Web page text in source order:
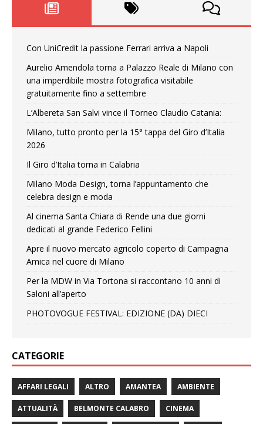
Con UniCredit la passione Ferrari arriva a Napoli
Aurelio Amendola torna a Palazzo Reale di Milano con
una imperdibile mostra fotografica visitabile
gratuitamente fino a settembre
L’Albereta San Salvi vince il Torneo Claudio Catania:
Milano, tutto pronto per la 15° tappa del Giro d’Italia
2026
Il Giro d’Italia torna in Calabria
Milano Moda Design, torna l’appuntamento che
celebra design e moda
Al cinema Santa Chiara di Rende una due giorni
dedicati al grande Federico Fellini
Apre il nuovo mercato agricolo coperto di Campagna
Amica nel cuore di Milano
Per la MDW in Via Tortona si raccontano 10 anni di
Saloni all’aperto
PHOTOVOGUE FESTIVAL: EDIZIONE (DA) DIECI
CATEGORIE
AFFARI LEGALI ALTRO AMANTEA AMBIENTE
ATTUALITÀ BELMONTE CALABRO CINEMA